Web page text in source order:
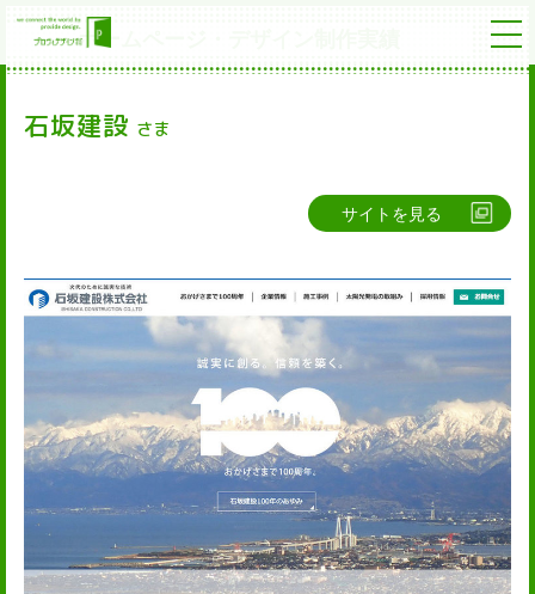
ホームページ・デザイン制作実績
石坂建設 さま
サイトを見る